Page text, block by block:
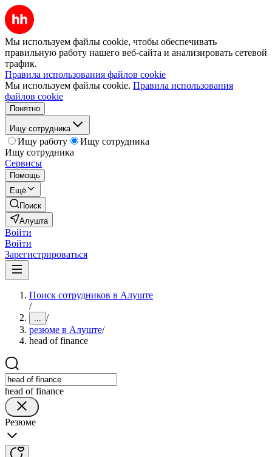
Мы используем файлы cookie, чтобы обеспечивать
правильную работу нашего веб-сайта и анализировать сетевой
трафик.
Правила использования файлов cookie
Мы используем файлы cookie. Правила использования
файлов cookie
Понятно
Ищу сотрудника
Ищу работу
Ищу сотрудника
Ищу сотрудника
Сервисы
Помощь
Ещё
Поиск
Алушта
Войти
Войти
Зарегистрироваться
Поиск сотрудников в Алуште
/
... /
резюме в Алуште/
head of finance
head of finance
Резюме